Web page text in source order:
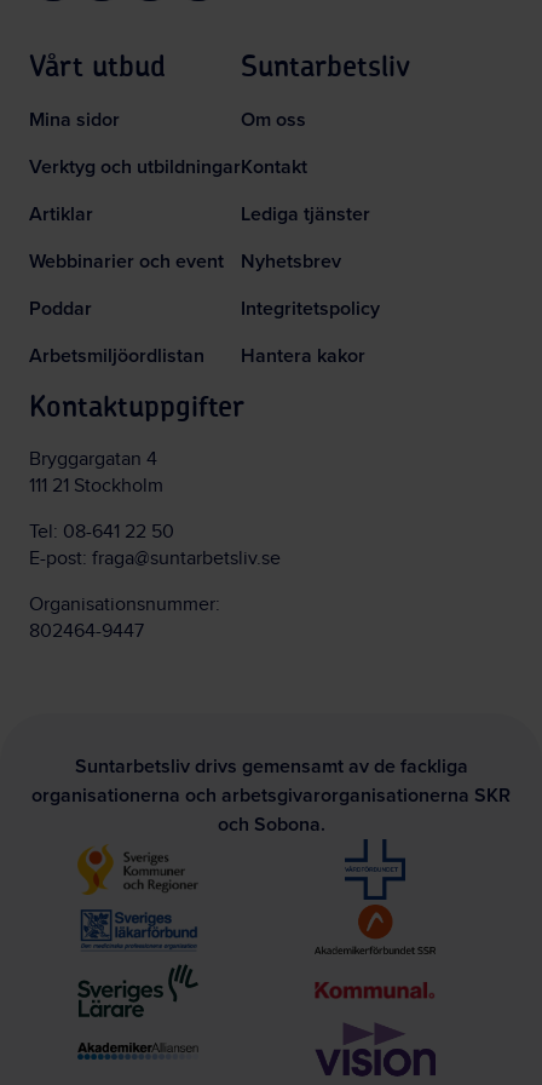
Vårt utbud
Mina sidor
Verktyg och utbildningar
Artiklar
Webbinarier och event
Poddar
Arbetsmiljöordlistan
Suntarbetsliv
Om oss
Kontakt
Lediga tjänster
Nyhetsbrev
Integritetspolicy
Hantera kakor
Kontaktuppgifter
Bryggargatan 4
111 21 Stockholm
Tel: 08-641 22 50
E-post: fraga@suntarbetsliv.se
Organisationsnummer:
802464-9447
Suntarbetsliv drivs gemensamt av de fackliga
organisationerna och arbetsgivarorganisationerna SKR
och Sobona.